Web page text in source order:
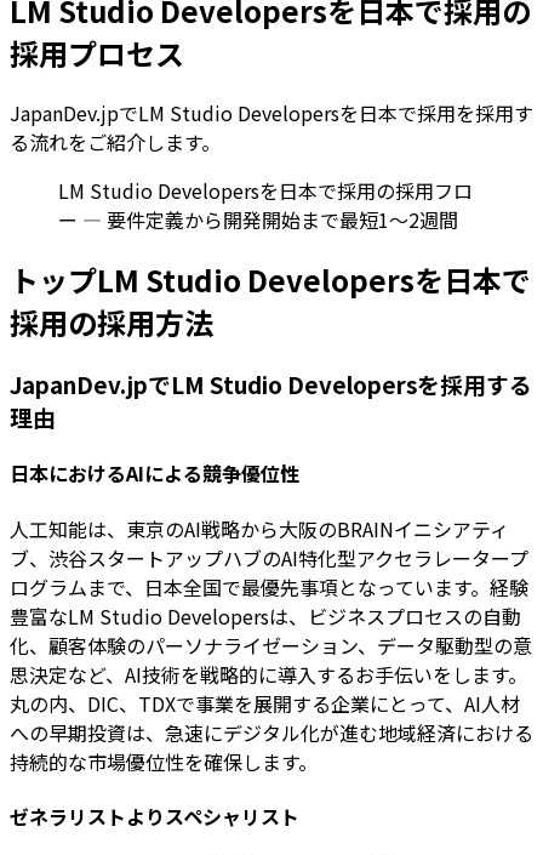
LM Studio Developersを日本で採用の
採用プロセス
JapanDev.jpでLM Studio Developersを日本で採用を採用す
る流れをご紹介します。
LM Studio Developersを日本で採用の採用フロ
ー — 要件定義から開発開始まで最短1〜2週間
トップLM Studio Developersを日本で
採用の採用方法
JapanDev.jpでLM Studio Developersを採用する
理由
日本におけるAIによる競争優位性
人工知能は、東京のAI戦略から大阪のBRAINイニシアティ
ブ、渋谷スタートアップハブのAI特化型アクセラレータープ
ログラムまで、日本全国で最優先事項となっています。経験
豊富なLM Studio Developersは、ビジネスプロセスの自動
化、顧客体験のパーソナライゼーション、データ駆動型の意
思決定など、AI技術を戦略的に導入するお手伝いをします。
丸の内、DIC、TDXで事業を展開する企業にとって、AI人材
への早期投資は、急速にデジタル化が進む地域経済における
持続的な市場優位性を確保します。
ゼネラリストよりスペシャリスト